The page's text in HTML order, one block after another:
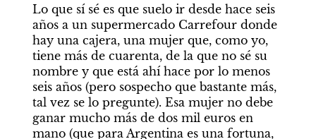
Lo que sí sé es que suelo ir desde hace seis
años a un supermercado Carrefour donde
hay una cajera, una mujer que, como yo,
tiene más de cuarenta, de la que no sé su
nombre y que está ahí hace por lo menos
seis años (pero sospecho que bastante más,
tal vez se lo pregunte). Esa mujer no debe
ganar mucho más de dos mil euros en
mano (que para Argentina es una fortuna,